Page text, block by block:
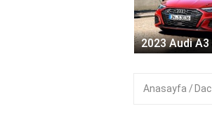
2023 Audi A3
Anasayfa